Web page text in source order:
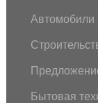
Автомобили
Бытовая